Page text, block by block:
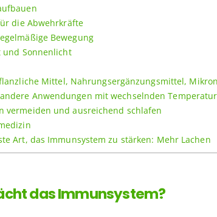
die Abwehrkräfte
Bewegung
und Sonnenlicht
Mittel, Nahrungsergänzungsmittel,
Anwendungen mit wechselnden
vermeiden und ausreichend schlafen
Art, das Immunsystem zu stärken: Mehr Lachen
das Immunsystem?